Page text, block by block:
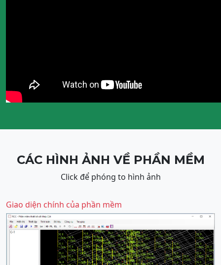
CÁC HÌNH ẢNH VỀ PHẦN MỀM
Click để phóng to hình ảnh
Giao diện chính của phần mềm